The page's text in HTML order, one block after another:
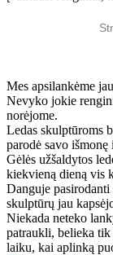
Mes apsilankėme
Nevyko jokie
norėjome.
Ledas skulptūroms
parodė savo
Gėlės užšaldytos
kiekvieną dieną vis
Danguje
skulptūrų jau
Niekada neteko
patraukli, belieka
laiku, kai aplinką